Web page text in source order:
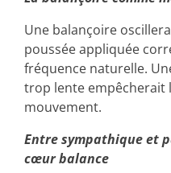
Une balançoire
poussée appliquée
fréquence naturelle.
trop lente empêcherait
mouvement.
Entre sympathique et
cœur balance